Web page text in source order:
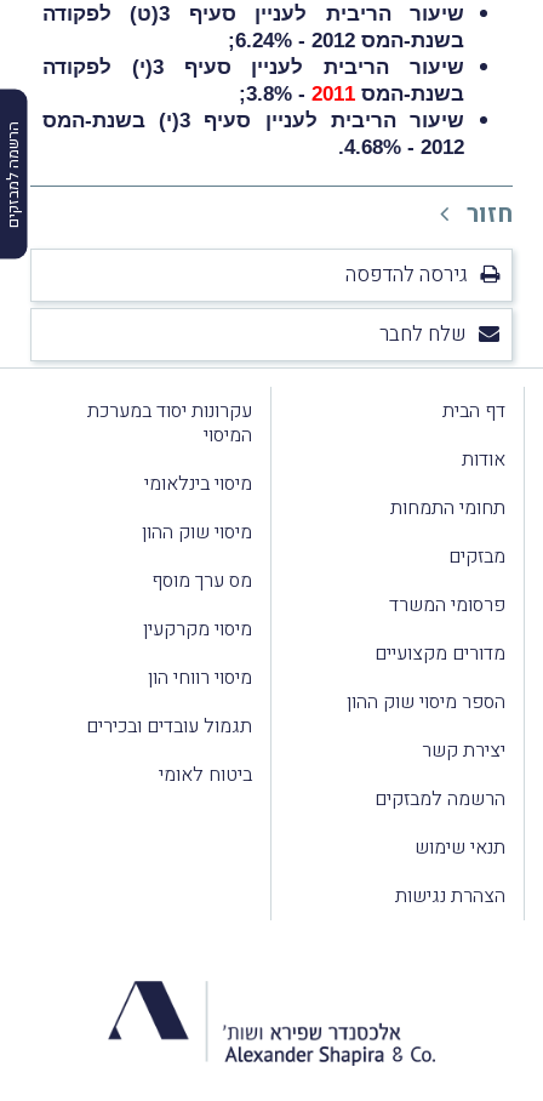
הרשמה למבזקים
שיעור הריבית לעניין סעיף 3(ט) לפקודה
בשנת-המס 2012 - 6.24%;
שיעור הריבית לעניין סעיף 3(י) לפקודה
בשנת-המס 2011
- 3.8%;
שיעור הריבית לעניין סעיף 3(י) בשנת-המס
2012 - 4.68%.
חזור
גירסה להדפסה
שלח לחבר
דף הבית
אודות
תחומי התמחות
מבזקים
פרסומי המשרד
מדורים מקצועיים
הספר מיסוי שוק ההון
יצירת קשר
הרשמה למבזקים
תנאי שימוש
הצהרת נגישות
עקרונות יסוד במערכת
המיסוי
מיסוי בינלאומי
מיסוי שוק ההון
מס ערך מוסף
מיסוי מקרקעין
מיסוי רווחי הון
תגמול עובדים ובכירים
ביטוח לאומי